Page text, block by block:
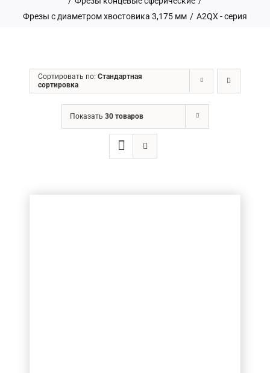
Фрезы с диаметром хвостовика 3,175 мм / A2QX - серия
ГРН
Ценовой фильтр
Товар Діаметр хвостовика (в мм.)
Сортировать по:Стандартная
сортировка
Показать 30 товаров